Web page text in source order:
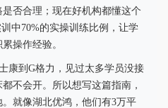
否合理；现在好机构都懂这个
中70%的实操训练比例，让学
操作经验。
康到G格力，见过太多学员没接
不会开。所以想写这篇指南，
就像湖北优鸿，他们有3万平